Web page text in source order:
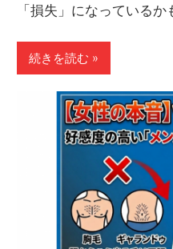
「損失」になっている
続きを読む »